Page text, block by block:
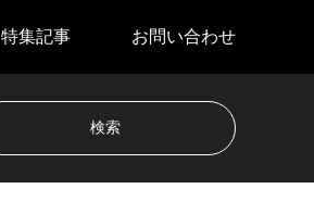
特集記事 お問い合わせ